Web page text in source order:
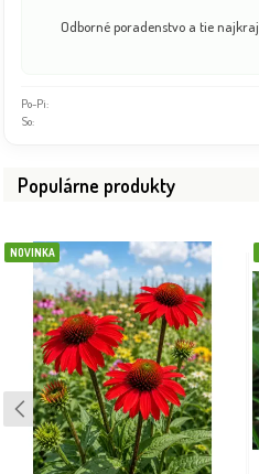
Odborné poradenstvo a tie
Po-Pi:
So:
Populárne produkty
NOVINKA